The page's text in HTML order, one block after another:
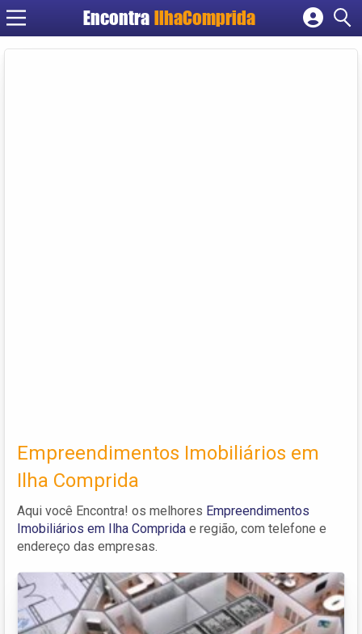
EncontraIlhaComprida
Cadastrar empresa
Empreendimentos Imobiliários em
Ilha Comprida
Aqui você Encontra! os melhores Empreendimentos
Imobiliários em Ilha Comprida e região, com telefone e
endereço das empresas.